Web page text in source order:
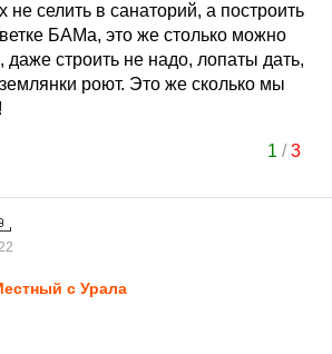
не селить в санаторий, а построить
БАМа, это же столько можно
даже строить не надо, лопаты дать,
роют. Это же сколько мы
1 /3
с Урала